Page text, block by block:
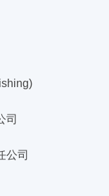
司
公司